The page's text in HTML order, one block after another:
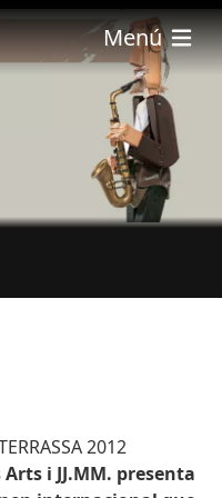
Menú
2012
Arts i JJ.MM. presenta